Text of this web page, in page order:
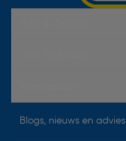
Blogs, nieuws en advies